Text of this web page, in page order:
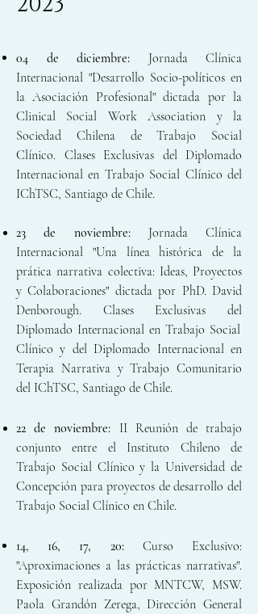
04 de diciembre: Jornada Clínica
Internacional "Desarrollo Socio-políticos en
la Asociación Profesional" dictada por la
Clinical Social WorkAssociation y la
Sociedad Chilena de Trabajo Social
Clínico. Clases Exclusivas delDiplomado
Internacional en Trabajo Social Clínicodel
IChTSC, Santiago de Chile.
23 de noviembre: Jornada Clínica
Internacional "Una línea histórica de la
prática narrativa colectiva: Ideas, Proyectos
y Colaboraciones" dictada por PhD. David
Denborough. Clases Exclusivas del
Diplomado Internacional en Trabajo Social
Clínico y del Diplomado Internacional en
Terapia Narrativa y Trabajo Comunitario
del IChTSC, Santiago de Chile.
22 de noviembre: II Reunión de trabajo
conjunto entre el Instituto Chileno de
Trabajo Social Clínico y la Universidad de
Concepción para proyectos de desarrollo del
Trabajo Social Clínico en Chile.
14, 16, 17, 20:Curso Exclusivo:
"Aproximaciones a las prácticas narrativas".
Exposición realizada por MNTCW, MSW.
Paola Grandón Zerega, Dirección General